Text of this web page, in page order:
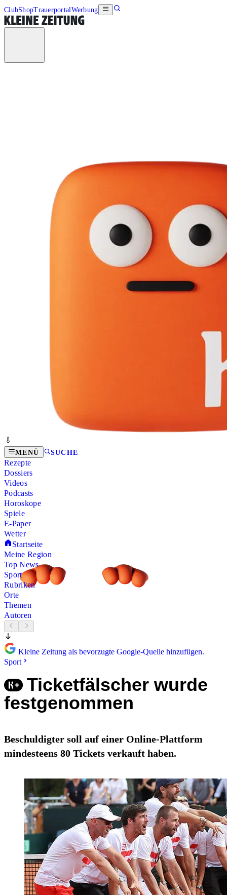
ClubShopTrauerportalWerbung
MENÜ SUCHE
Rezepte
Dossiers
Videos
Podcasts
Horoskope
Spiele
E-Paper
Wetter
Startseite
Meine Region
Top News
Sport
Rubriken
Orte
Themen
Autoren
Kleine Zeitung als bevorzugte Google-Quelle hinzufügen.
Sport
Ticketfälscher wurde
festgenommen
Beschuldigter soll auf einer Online-Plattform
mindesteens 80 Tickets verkauft haben.